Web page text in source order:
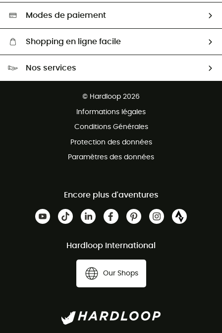
Aide & Contact
Sélection éco-responsable
Modes de paiement
Shopping en ligne facile
Nos services
© Hardloop 2026
Informations légales
Conditions Générales
Protection des données
Paramètres des données
Encore plus d'aventures
Hardloop International
Our Shops